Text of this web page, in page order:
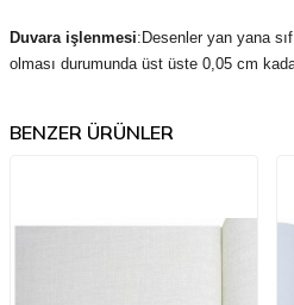
Duvara işlenmesi:Desenler yan yana
olması durumunda üst üste 0,05 cm
BENZER ÜRÜNLER